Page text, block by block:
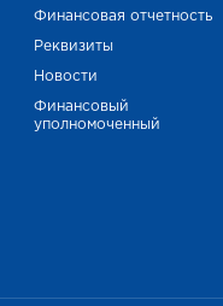
Финансовая отчетность
Реквизиты
Новости
Финансовый
уполномоченный